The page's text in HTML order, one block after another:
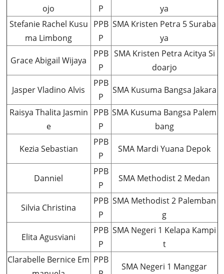
ojo
P
ya
Stefanie Rachel Kusu
ma Limbong
PPB
P
SMA Kristen Petra 5 Suraba
ya
Grace Abigail Wijaya
PPB
P
SMA Kristen Petra Acitya Si
doarjo
Jasper Vladino Alvis
PPB
P
SMA Kusuma Bangsa Jakara
Raisya Thalita Jasmin
e
PPB
P
SMA Kusuma Bangsa Palem
bang
Kezia Sebastian
PPB
P
SMA Mardi Yuana Depok
Danniel
PPB
P
SMA Methodist 2 Medan
Silvia Christina
PPB
P
SMA Methodist 2 Palemban
g
Elita Agusviani
PPB
P
SMA Negeri 1 Kelapa Kampi
t
Clarabelle Bernice Em PPB
SMA Negeri 1 Manggar